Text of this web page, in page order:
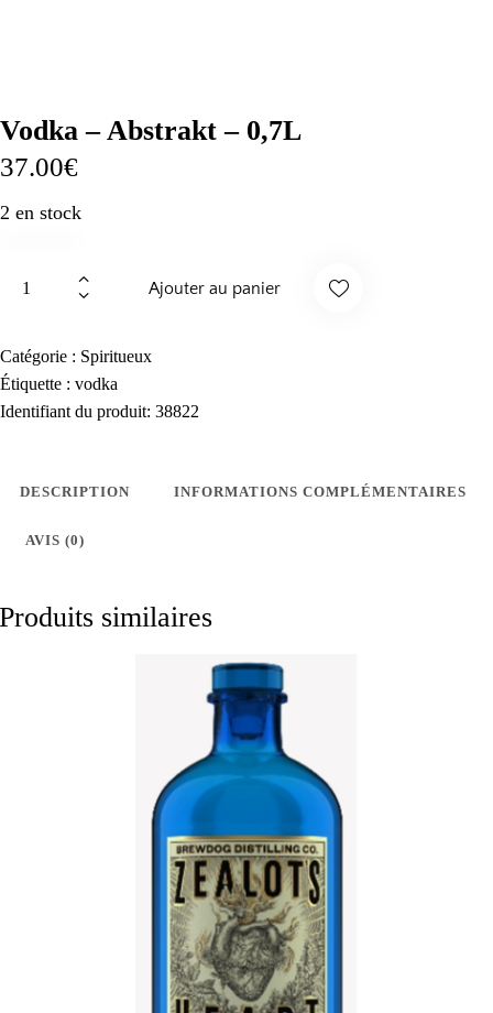
Vodka – Abstrakt – 0,7L
37.00€
2 en stock
-
Abstrakt
-
Ajouter au panier
favori
Catégorie : Spiritueux
Étiquette : vodka
Identifiant du produit: 38822
DESCRIPTION INFORMATIONS COMPLÉMENTAIRES
AVIS (0)
Produits similaires